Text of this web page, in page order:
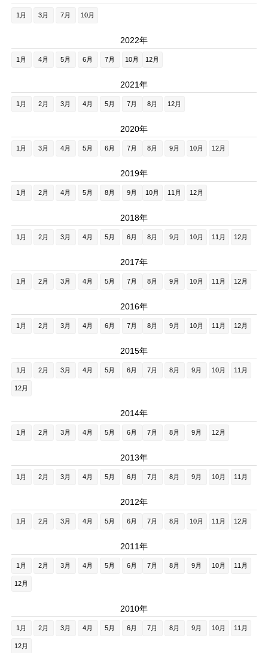
1月 3月 7月 10月
2022年
1月 4月 5月 6月 7月 10月 12月
2021年
1月 2月 3月 4月 5月 7月 8月 12月
2020年
1月 3月 4月 5月 6月 7月 8月 9月 10月 12月
2019年
1月 2月 4月 5月 8月 9月 10月 11月 12月
2018年
1月 2月 3月 4月 5月 6月 8月 9月 10月 11月 12月
2017年
1月 2月 3月 4月 5月 7月 8月 9月 10月 11月 12月
2016年
1月 2月 3月 4月 6月 7月 8月 9月 10月 11月 12月
2015年
1月 2月 3月 4月 5月 6月 7月 8月 9月 10月 11月
12月
2014年
1月 2月 3月 4月 5月 6月 7月 8月 9月 12月
2013年
1月 2月 3月 4月 5月 6月 7月 8月 9月 10月 11月
2012年
1月 2月 3月 4月 5月 6月 7月 8月 10月 11月 12月
2011年
1月 2月 3月 4月 5月 6月 7月 8月 9月 10月 11月
12月
2010年
1月 2月 3月 4月 5月 6月 7月 8月 9月 10月 11月
12月